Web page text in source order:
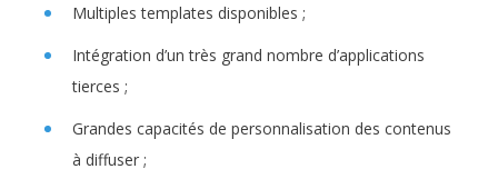
Multiples templates disponibles ;
Intégration d’un très grand nombre d’applications
tierces ;
Grandes capacités de personnalisation des contenus
à diffuser ;